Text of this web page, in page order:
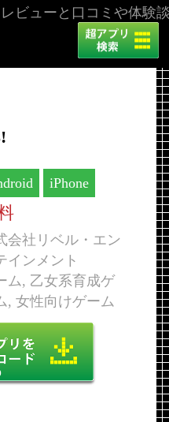
ビューと口コミや体験
iPhone
会社リベル・エン
インメント
ム, 乙女系育成ゲ
, 女性向けゲーム